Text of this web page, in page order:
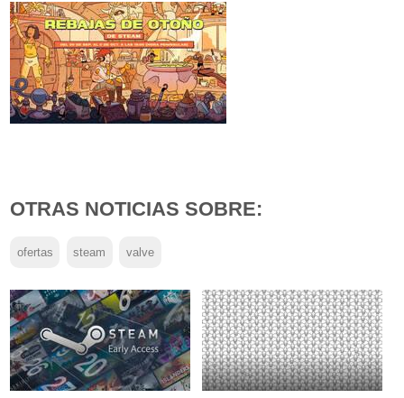
OTRAS NOTICIAS SOBRE:
ofertas steam valve